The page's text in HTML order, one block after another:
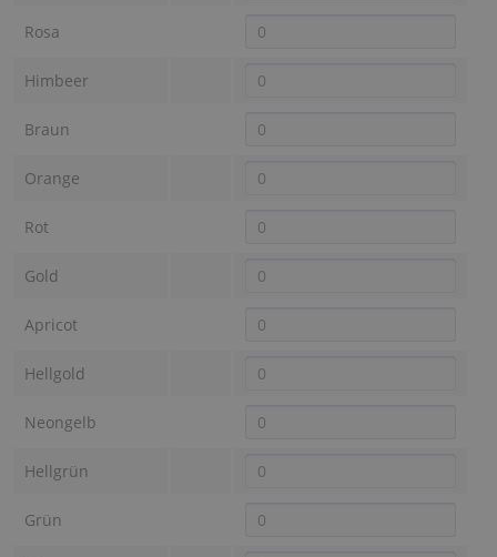
Rosa
Himbeer
Braun
Orange
Rot
Gold
Apricot
Hellgold
Neongelb
Hellgrün
Grün